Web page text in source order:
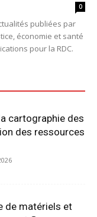
0
publiées par
économie et santé
pour la RDC.
cartographie des
des ressources
de matériels et